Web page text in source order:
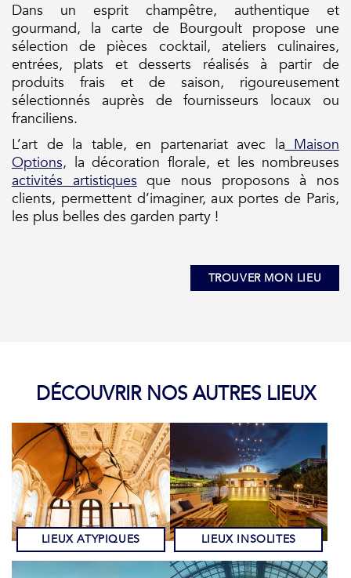
Dans un esprit champêtre, authentique et
gourmand, la carte de Bourgoult propose une
sélection de pièces cocktail, ateliers culinaires,
entrées, plats et desserts réalisés à partir de
produits frais et de saison, rigoureusement
sélectionnés auprès de fournisseurs locaux ou
franciliens.
L’art de la table, en partenariat avec laMaison
Options, la décoration florale, et les nombreuses
activités artistiquesque nous proposons à nos
clients, permettent d’imaginer, aux portes de Paris,
les plus belles des garden party !
TROUVER MON LIEU
DÉCOUVRIR NOS AUTRES LIEUX
LIEUX ATYPIQUES LIEUX INSOLITES